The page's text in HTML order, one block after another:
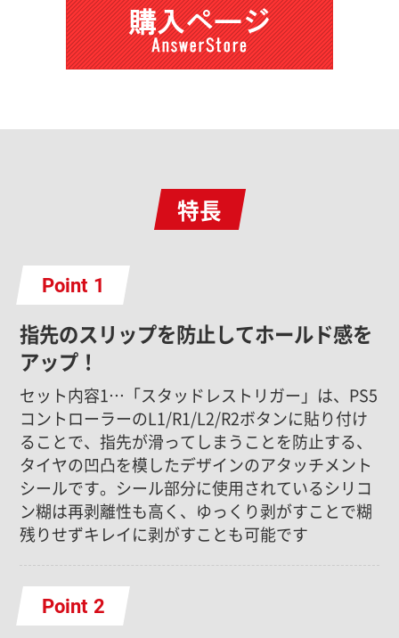
特長
Point
指先のスリップを防止してホールド感を
アップ！
セット内容1…「スタッドレストリガー」は、PS5
コントローラーのL1/R1/L2/R2ボタンに貼り付け
ることで、指先が滑ってしまうことを防止する、
タイヤの凹凸を模したデザインのアタッチメント
シールです。シール部分に使用されているシリコ
ン糊は再剥離性も高く、ゆっくり剥がすことで糊
残りせずキレイに剥がすことも可能です
Point